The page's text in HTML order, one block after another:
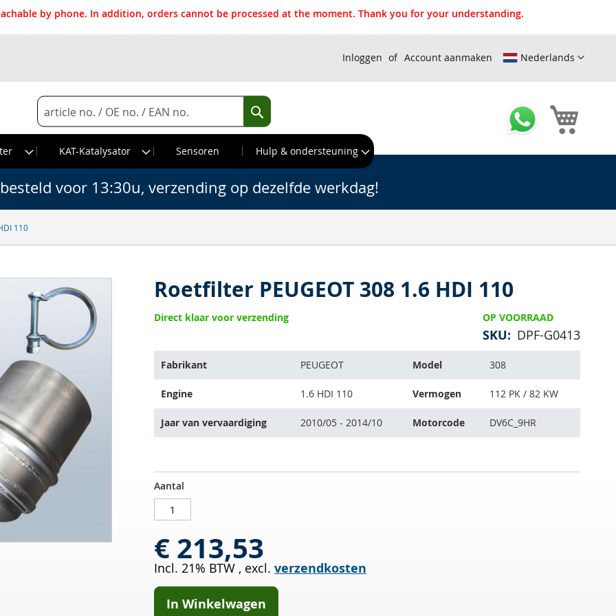
by phone. In addition, orders cannot be processed at the moment. Thank you for your understanding.
Nederlands
Inloggen Account aanmaken
Search
Search
KAT-Katalysator Sensoren Hulp & ondersteuning
110
voor 13:30u, verzending op dezelfde werkdag!
Roetfilter PEUGEOT 308 1.6 HDI 110
OP VOORRAAD
SKU DPF-G0413
Direct klaar voor verzending
artikel
op
de
volgende
voertuigen:
Fabrikant PEUGEOT Model 308
Engine 1.6 HDI 110 Vermogen 112 PK / 82 KW
Jaar van vervaardiging 2010/05 - 2014/10 Motorcode DV6C_9HR
Roetfilter
PEUGEOT
HDI
110
OP
VOORRAAD
Aantal
€ 213,53
Incl. 21% BTW , excl. verzendkosten
In Winkelwagen